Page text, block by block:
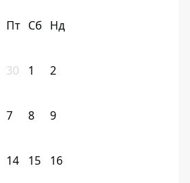
Пт Сб Нд
30 1 2
7 8 9
14 15 16